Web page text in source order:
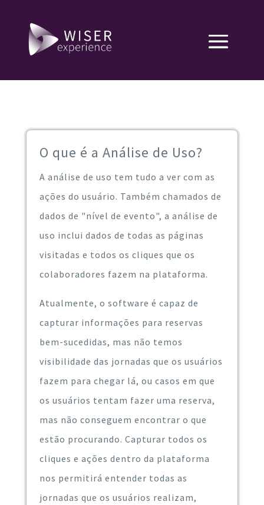
O que é a Análise de Uso?
A análise de uso tem tudo a ver com as
ações do usuário. Também chamados de
dados de "nível de evento", a análise de
uso inclui dados de todas as páginas
visitadas e todos os cliques que os
colaboradores fazem na plataforma.
Atualmente, o software é capaz de
capturar informações para reservas
bem-sucedidas, mas não temos
visibilidade das jornadas que os usuários
fazem para chegar lá, ou casos em que
os usuários tentam fazer uma reserva,
mas não conseguem encontrar o que
estão procurando. Capturar todos os
cliques e ações dentro da plataforma
nos permitirá entender todas as
jornadas que os usuários realizam,